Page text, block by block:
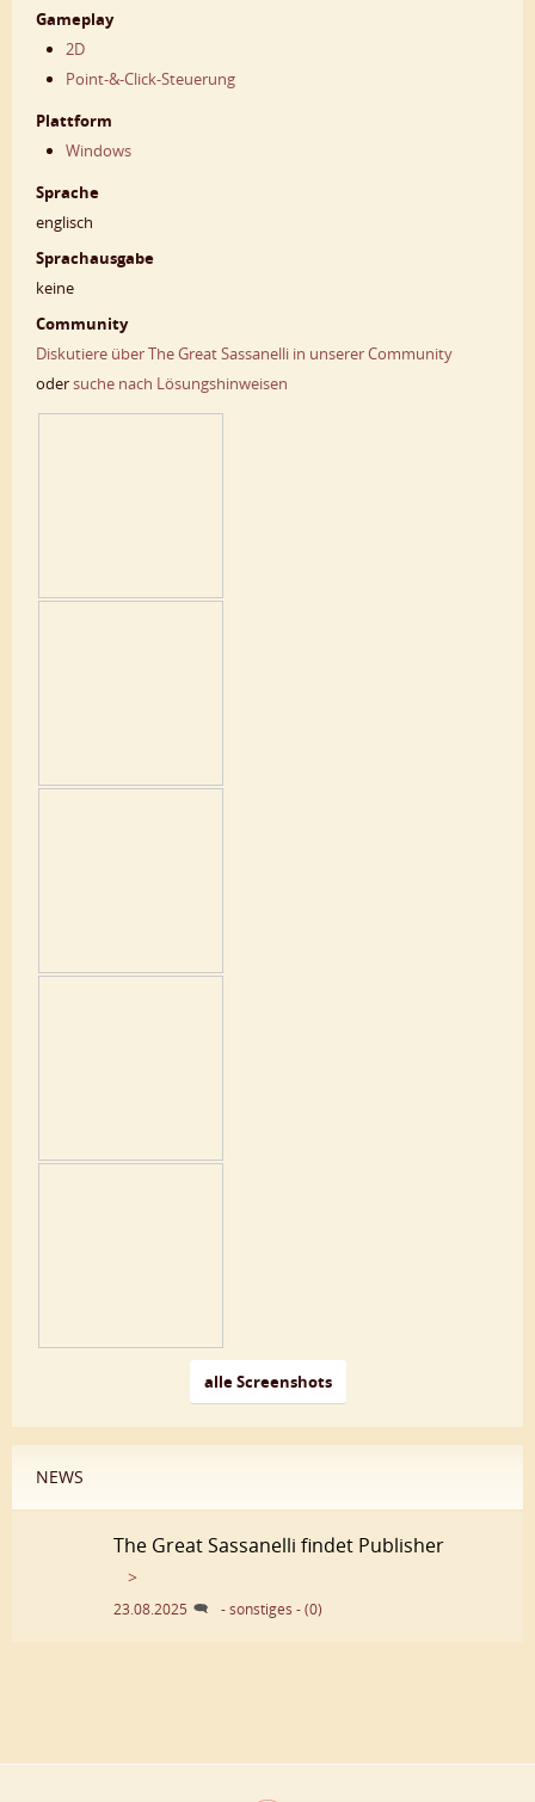
Gameplay
2D
Point-&-Click-Steuerung
Plattform
Windows
Sprache
englisch
Sprachausgabe
keine
Community
Diskutiere über The Great Sassanelli in unserer Community
odersuche nach Lösungshinweisen
alle Screenshots
NEWS
The Great Sassanelli findet Publisher
>
23.08.2025 - sonstiges - (0)